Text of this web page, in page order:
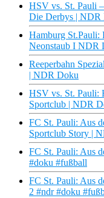
HSV vs. St. Pauli
Die Derbys | NDR
Hamburg St.Pauli:
Neonstaub I NDR
Reeperbahn
| NDR Doku
HSV vs. St. Pauli:
Sportclub | NDR
FC St. Pauli: Aus
Sportclub Story |
FC St. Pauli: Aus
#doku #fußball
FC St. Pauli: Aus
2 #ndr #doku